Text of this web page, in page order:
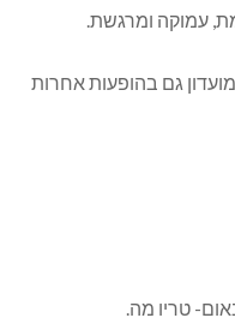
עמוקה ומרגשת.
גם בהופעות אחרות
טריו מה.